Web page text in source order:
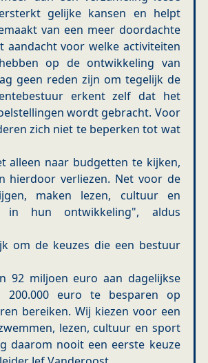
gelijke kansen en helpt
van een meer doordachte
voor welke activiteiten
op de ontwikkeling van
geen reden zijn om tegelijk de
erkent zelf dat het
wordt gebracht. Voor
zich niet te beperken tot wat
alleen naar budgetten te kijken,
hierdoor verliezen. Net voor de
maken lezen, cultuur en
hun ontwikkeling", aldus
om de keuzes die een bestuur
92 miljoen euro aan dagelijkse
euro te besparen op
bereiken. Wij kiezen voor een
lezen, cultuur en sport
daarom nooit een eerste keuze